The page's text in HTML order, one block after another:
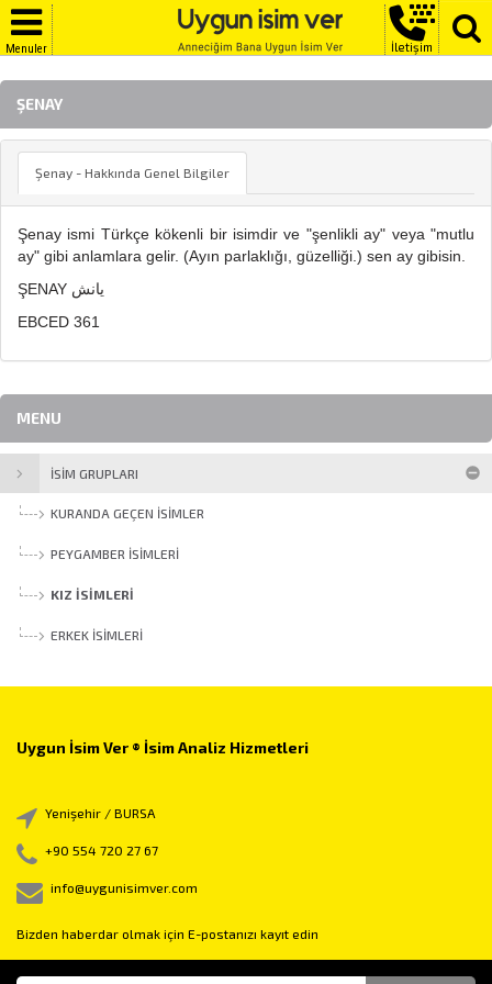
Menuler İletişim
ŞENAY
Şenay - Hakkında Genel Bilgiler
Şenay ismi Türkçe kökenli bir isimdir ve "şenlikli ay" veya "mutlu
ay" gibi anlamlara gelir. (Ayın parlaklığı, güzelliği.) sen ay gibisin.
ŞENAY يانش
EBCED 361
MENU
İSİM GRUPLARI
KURANDA GEÇEN İSIMLER
PEYGAMBER İSIMLERI
KIZ İSIMLERI
ERKEK İSIMLERI
Uygun İsim Ver ® İsim Analiz Hizmetleri
Yenişehir / BURSA
+90 554 720 27 67
info@uygunisimver.com
Bizden haberdar olmak için E-postanızı kayıt edin